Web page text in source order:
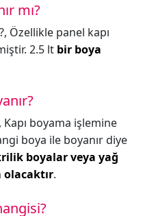
mı?
Özellikle panel kapı
2.5 lt bir boya
Kapı boyama işlemine
boya ile boyanır diye
boyalar veya yağ
olacaktır.